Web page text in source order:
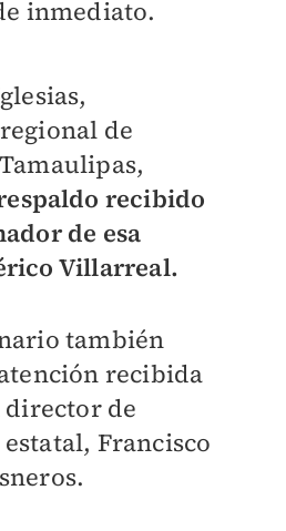
inmediato.
de
recibido
de esa
Villarreal.
también
recibida
de
Francisco